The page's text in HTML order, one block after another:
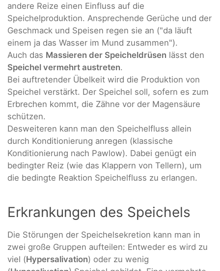
andere Reize einen Einfluss auf die
Speichelproduktion. Ansprechende Gerüche und der
Geschmack und Speisen regen sie an ("da läuft
einem ja das Wasser im Mund zusammen").
Auch das Massieren der Speicheldrüsen lässt den
Speichel vermehrt austreten.
Bei auftretender Übelkeit wird die Produktion von
Speichel verstärkt. Der Speichel soll, sofern es zum
Erbrechen kommt, die Zähne vor der Magensäure
schützen.
Desweiteren kann man den Speichelfluss allein
durch Konditionierung anregen (klassische
Konditionierung nach Pawlow). Dabei genügt ein
bedingter Reiz (wie das Klappern von Tellern), um
die bedingte Reaktion Speichelfluss zu erlangen.
Erkrankungen des Speichels
Die Störungen der Speichelsekretion kann man in
zwei große Gruppen aufteilen: Entweder es wird zu
viel (Hypersalivation) oder zu wenig